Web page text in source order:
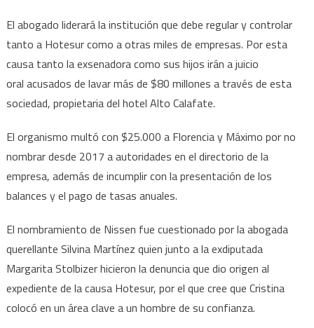
El abogado liderará la institución que debe regular y controlar
tanto a Hotesur como a otras miles de empresas. Por esta
causa tanto la exsenadora como sus hijos irán a juicio
oral acusados de lavar más de $80 millones a través de esta
sociedad, propietaria del hotel Alto Calafate.
El organismo multó con $25.000 a Florencia y Máximo por no
nombrar desde 2017 a autoridades en el directorio de la
empresa, además de incumplir con la presentación de los
balances y el pago de tasas anuales.
El nombramiento de Nissen fue cuestionado por la abogada
querellante Silvina Martínez quien junto a la exdiputada
Margarita Stolbizer hicieron la denuncia que dio origen al
expediente de la causa Hotesur, por el que cree que Cristina
colocó en un área clave a un hombre de su confianza.